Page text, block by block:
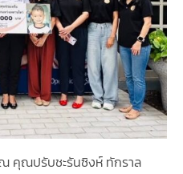
คุณปรับชะรันซิงห์ ทักราล